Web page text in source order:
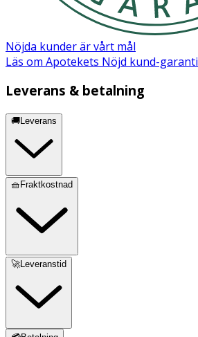
Nöjda kunder är vårt mål
Läs om Apotekets Nöjd kund-garanti
Leverans & betalning
🚚Leverans
🧺Fraktkostnad
🚀Leveranstid